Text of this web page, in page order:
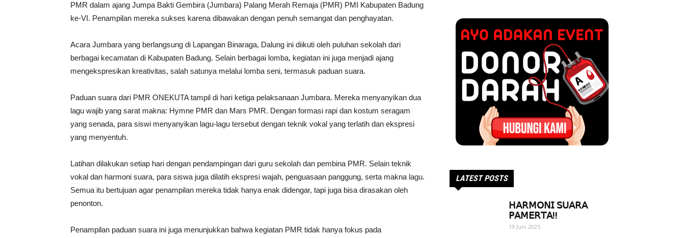
PMR dalam ajang Jumpa Bakti Gembira (Jumbara) Palang Merah Remaja (PMR) PMI Kabupaten Badung
ke-VI. Penampilan mereka sukses karena dibawakan dengan penuh semangat dan penghayatan.
Acara Jumbara yang berlangsung di Lapangan Binaraga, Dalung ini diikuti oleh puluhan sekolah dari
berbagai kecamatan di Kabupaten Badung. Selain berbagai lomba, kegiatan ini juga menjadi ajang
mengekspresikan kreativitas, salah satunya melalui lomba seni, termasuk paduan suara.
Paduan suara dari PMR ONEKUTA tampil di hari ketiga pelaksanaan Jumbara. Mereka menyanyikan dua
lagu wajib yang sarat makna: Hymne PMR dan Mars PMR. Dengan formasi rapi dan kostum seragam
yang senada, para siswi menyanyikan lagu-lagu tersebut dengan teknik vokal yang terlatih dan ekspresi
yang menyentuh.
Latihan dilakukan setiap hari dengan pendampingan dari guru sekolah dan pembina PMR. Selain teknik
vokal dan harmoni suara, para siswa juga dilatih ekspresi wajah, penguasaan panggung, serta makna lagu.
Semua itu bertujuan agar penampilan mereka tidak hanya enak didengar, tapi juga bisa dirasakan oleh
penonton.
Penampilan paduan suara ini juga menunjukkan bahwa kegiatan PMR tidak hanya fokus pada
LATEST POSTS
𝖧𝖠𝖱𝖬𝖮𝖭𝖨 𝖲𝖴𝖠𝖱𝖠
𝖯𝖠𝖬𝖤𝖱𝖳𝖠!!
19 Juni 2025